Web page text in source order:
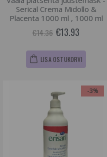
Serical Crema Midollo &
Placenta 1000 ml , 1000 ml
€14.36 €13.93
LISA OSTUKORVI
-3%